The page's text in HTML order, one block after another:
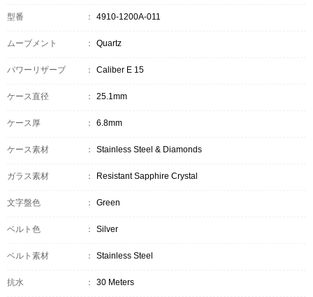
型番 ： 4910-1200A-011
ムーブメント ： Quartz
パワーリザーブ ： Caliber E 15
ケース直径 ： 25.1mm
ケース厚 ： 6.8mm
ケース素材 ： Stainless Steel & Diamonds
ガラス素材 ： Resistant Sapphire Crystal
文字盤色 ： Green
ベルト色 ： Silver
ベルト素材 ： Stainless Steel
抗水 ： 30 Meters